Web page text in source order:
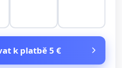
k platbě 5 €